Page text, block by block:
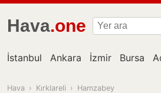
Hava.one
İstanbul Ankara İzmir Bursa
Hava › Kırklareli › Hamzabey